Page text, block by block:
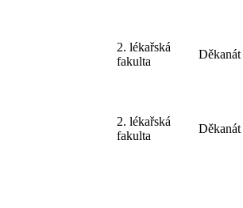
2. lékařská
fakulta
Děkanát
2. lékařská
fakulta
Děkanát